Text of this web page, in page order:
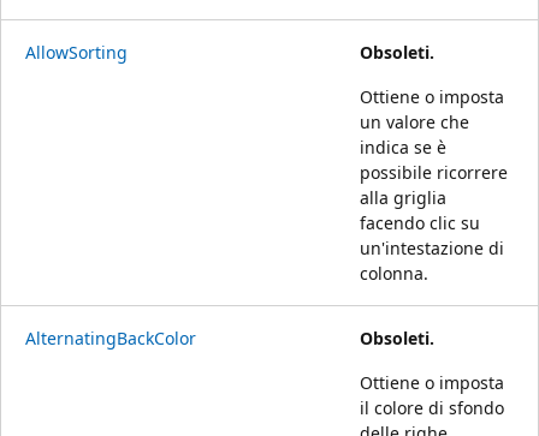
AllowSorting
Obsoleti.
Ottiene o imposta
un valore che
indica se è
possibile ricorrere
alla griglia
facendo clic su
un'intestazione di
colonna.
AlternatingBackColor
Obsoleti.
Ottiene o imposta
il colore di sfondo